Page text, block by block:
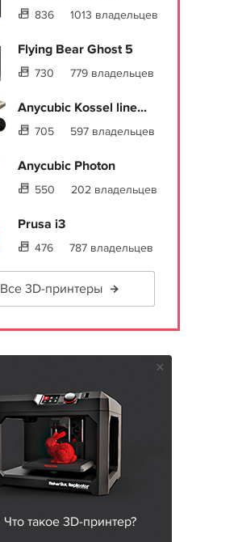
836 1013 владельцев
Flying Bear Ghost 5
730 779 владельцев
Anycubic Kossel line...
705 597 владельцев
Anycubic Photon
550 202 владельцев
Prusa i3
476 787 владельцев
Все 3D-принтеры
Что такое 3D-принтер?